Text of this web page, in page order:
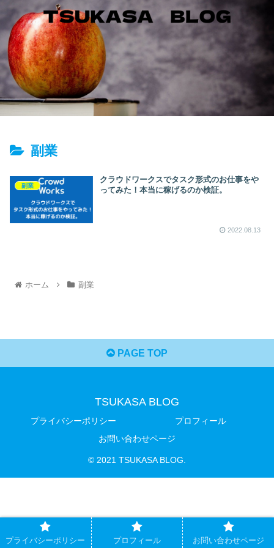
副業
副業
クラウドワークスでタスク形式のお仕事をや
ってみた！本当に稼げるのか検証。
2022.08.13
ホーム 副業
PAGE TOP
TSUKASA BLOG
プライバシーポリシー
プロフィール
お問い合わせページ
© 2021 TSUKASA BLOG.
プライバシーポリシー プロフィール お問い合わせページ